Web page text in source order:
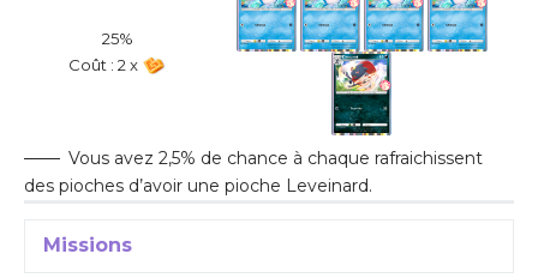
25%
Coût : 2 x
Vous avez 2,5% de chance à chaque rafraichissent
des pioches d’avoir une pioche Leveinard.
Missions